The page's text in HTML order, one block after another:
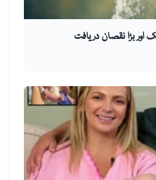
اور بڑا نقصان دریافت